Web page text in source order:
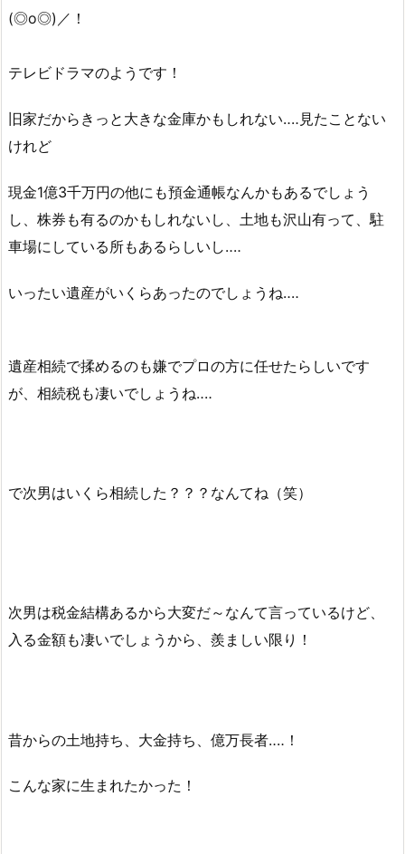
(◎o◎)／！
テレビドラマのようです！
旧家だからきっと大きな金庫かもしれない‥‥見たことない
けれど
現金1億3千万円の他にも預金通帳なんかもあるでしょう
し、株券も有るのかもしれないし、土地も沢山有って、駐
車場にしている所もあるらしいし‥‥
いったい遺産がいくらあったのでしょうね‥‥
遺産相続で揉めるのも嫌でプロの方に任せたらしいです
が、相続税も凄いでしょうね‥‥
で次男はいくら相続した？？？なんてね（笑）
次男は税金結構あるから大変だ～なんて言っているけど、
入る金額も凄いでしょうから、羨ましい限り！
昔からの土地持ち、大金持ち、億万長者‥‥！
こんな家に生まれたかった！